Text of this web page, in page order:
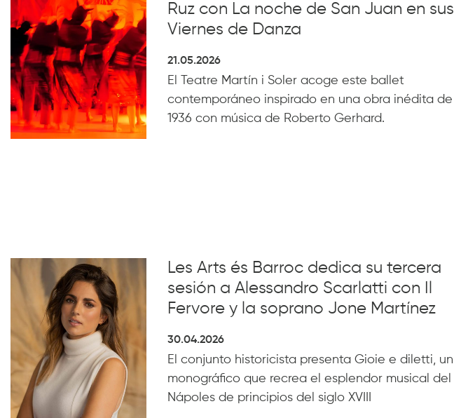
Ruz con La noche de San Juan en sus
Viernes de Danza
21.05.2026
El Teatre Martín i Soler acoge este ballet
contemporáneo inspirado en una obra inédita de
1936 con música de Roberto Gerhard.
Les Arts és Barroc dedica su tercera
sesión a Alessandro Scarlatti con Il
Fervore y la soprano Jone Martínez
30.04.2026
El conjunto historicista presenta Gioie e diletti, un
monográfico que recrea el esplendor musical del
Nápoles de principios del siglo XVIII